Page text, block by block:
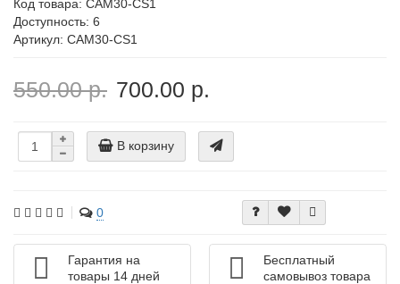
Код товара: CAM30-CS1
Доступность: 6
Артикул: CAM30-CS1
550.00 р. 700.00 р.
В корзину
0
Гарантия на
товары 14 дней
Бесплатный
самовывоз товара